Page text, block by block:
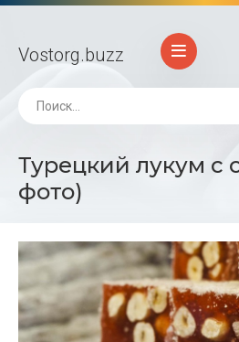
Vostorg.buzz
Турецкий лукум с
фото)